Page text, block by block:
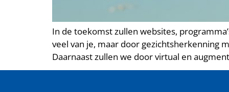
In de toekomst zullen websites,
veel van je, maar door gezichtsherkenning
Daarnaast zullen we door virtual en